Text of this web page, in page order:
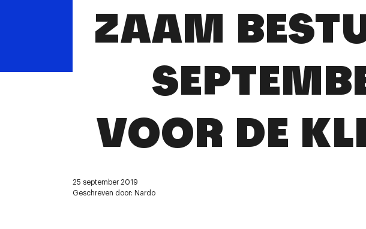
ZAAM
VOOR DE
25 september 2019
Geschreven door: Nardo